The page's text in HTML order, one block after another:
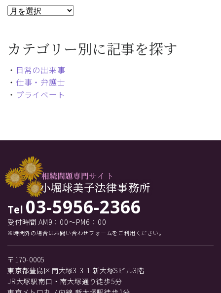
カテゴリー別に記事を探す
・ 日常の出来事
・ 仕事・弁護士
・ プライベート
Tel 03-5956-2366
受付時間 AM9：00～PM6：00
※時間外の場合はお問い合わせフォームをご利用ください。
〒170-0005
東京都豊島区南大塚3-3-1 新大塚Sビル3階
JR大塚駅南口・南大塚通り徒歩5分